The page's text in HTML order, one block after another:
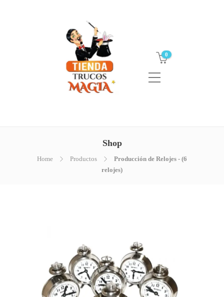
0
Shop
Home Productos
Producción de Relojes - (6
relojes)